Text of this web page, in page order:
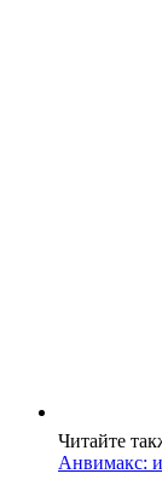
Читайте
Анвимакс: